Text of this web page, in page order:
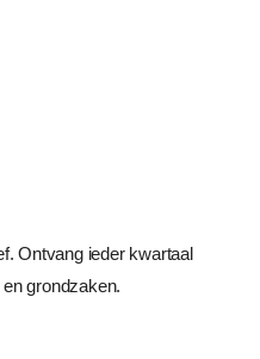
Ontvang ieder kwartaal
grondzaken.